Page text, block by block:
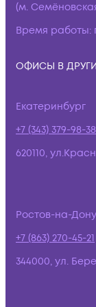
(м.
Время работы:
ОФИСЫ В
Екатеринбург
+7 (343) 379-98-38
620110,
Ростов-на-Дону
+7 (863) 270-45-21
344000, ул.